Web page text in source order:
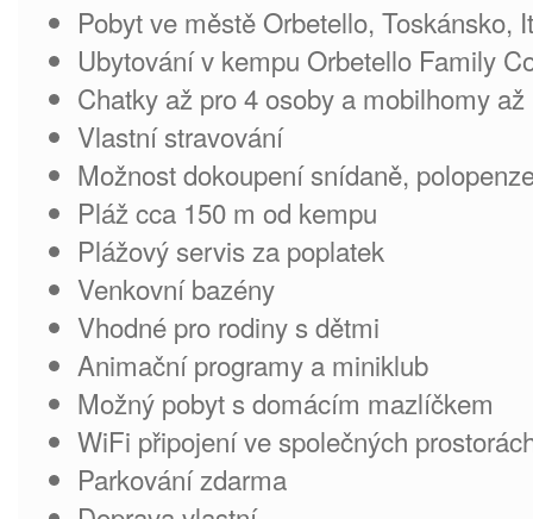
Pobyt ve městě Orbetello, Toskánsko,
Ubytování v kempu Orbetello Family
Chatky až pro 4 osoby a mobilhomy
Vlastní stravování
Možnost dokoupení snídaně,
Pláž cca 150 m od kempu
Plážový servis za poplatek
Venkovní bazény
Vhodné pro rodiny s dětmi
Animační programy a miniklub
Možný pobyt s domácím mazlíčkem
WiFi připojení ve společných
Parkování zdarma